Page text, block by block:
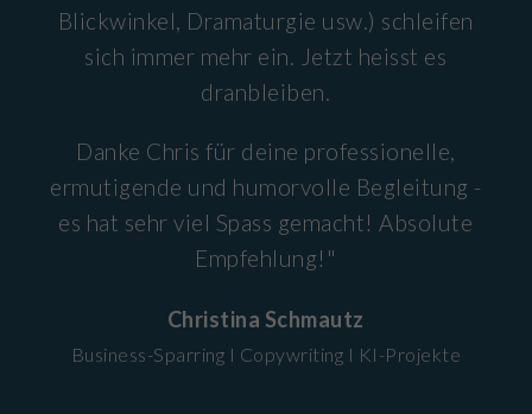
Blickwinkel, Dramaturgie usw.) schleifen
sich immer mehr ein. Jetzt heisst es
dranbleiben.
Danke Chris für deine professionelle,
ermutigende und humorvolle Begleitung -
es hat sehr viel Spass gemacht! Absolute
Empfehlung!"
Christina Schmautz
Business-Sparring I Copywriting I KI-Projekte